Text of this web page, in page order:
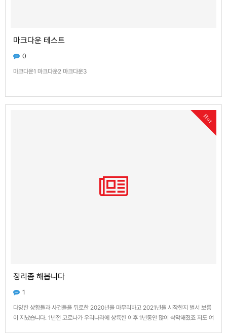
마크다운 테스트
0
마크다운1 마크다운2 마크다운3
Hot
정리좀 해봅니다
1
다양한 상황들과 사건들을 뒤로한 2020년을 마무리하고 2021년을 시작한지 벌서 보름
이 지났습니다. 1년전 코로나가 우리나라에 상륙한 이후 1년동안 많이 삭막해졌죠 저도 여